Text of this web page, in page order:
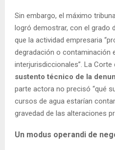
Sin embargo, el máximo
logró demostrar, con el grado
que la actividad empresaria
degradación o contaminación
interjurisdiccionales”. La
sustento técnico de la
parte actora no precisó “qué
cursos de agua estarían
gravedad de las alteraciones
Un modus operandi de